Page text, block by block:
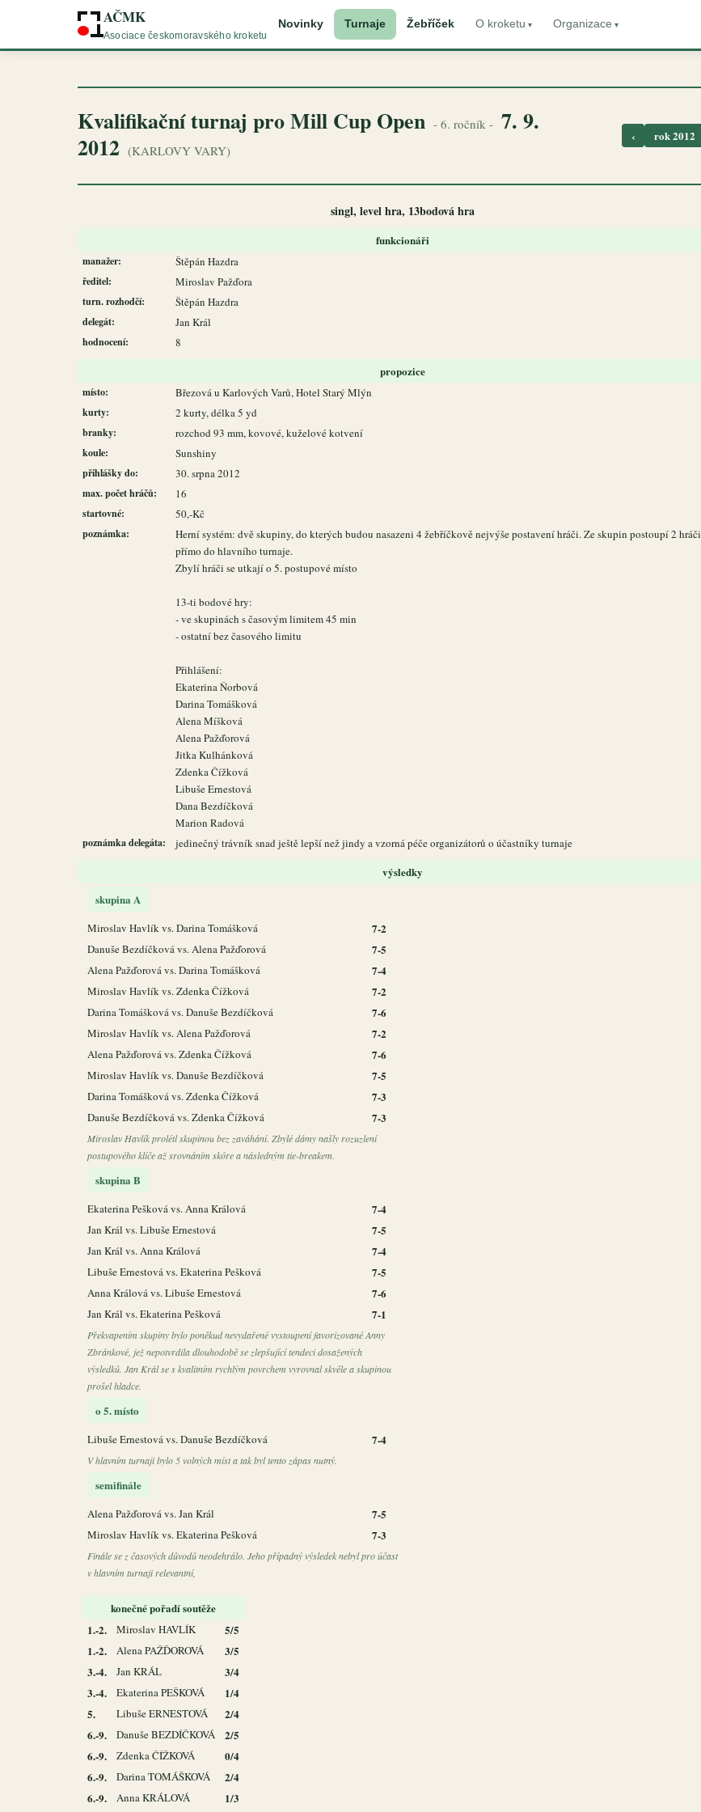
AČMK
Asociace českomoravského kroketu
Novinky Turnaje Žebříček O kroketu Organizace
Kvalifikační turnaj pro Mill Cup Open - 6. ročník - 7. 9.
2012 (KARLOVY VARY)
‹ rok 2012
singl, level hra, 13bodová hra
funkcionáři
manažer: Štěpán Hazdra
ředitel: Miroslav Pažďora
turn. rozhodčí: Štěpán Hazdra
delegát: Jan Král
hodnocení: 8
propozice
místo: Březová u Karlových Varů, Hotel Starý Mlýn
kurty: 2 kurty, délka 5 yd
branky: rozchod 93 mm, kovové, kuželové kotvení
koule: Sunshiny
přihlášky do: 30. srpna 2012
max. počet hráčů: 16
startovné: 50,-Kč
poznámka:
Herní systém: dvě skupiny, do kterých budou nasazeni 4 žebříčkově nejvýše postavení hráči. Ze skupin postoupí 2 hráči
přímo do hlavního turnaje.
Zbylí hráči se utkají o 5. postupové místo
13-ti bodové hry:
- ve skupinách s časovým limitem 45 min
- ostatní bez časového limitu
Přihlášení:
Ekaterina Ňorbová
Darina Tomášková
Alena Míšková
Alena Pažďorová
Jitka Kulhánková
Zdenka Čížková
Libuše Ernestová
Dana Bezdíčková
Marion Radová
poznámka delegáta: jedinečný trávník snad ještě lepší než jindy a vzorná péče organizátorů o účastníky turnaje
výsledky
skupina A
Miroslav Havlík vs. Darina Tomášková 7-2
Danuše Bezdíčková vs. Alena Pažďorová 7-5
Alena Pažďorová vs. Darina Tomášková 7-4
Miroslav Havlík vs. Zdenka Čížková 7-2
Darina Tomášková vs. Danuše Bezdíčková 7-6
Miroslav Havlík vs. Alena Pažďorová 7-2
Alena Pažďorová vs. Zdenka Čížková 7-6
Miroslav Havlík vs. Danuše Bezdíčková 7-5
Darina Tomášková vs. Zdenka Čížková 7-3
Danuše Bezdíčková vs. Zdenka Čížková 7-3
Miroslav Havlík prolétl skupinou bez zaváhání. Zbylé dámy našly rozuzlení
postupového klíče až srovnáním skóre a následným tie-breakem.
skupina B
Ekaterina Pešková vs. Anna Králová 7-4
Jan Král vs. Libuše Ernestová 7-5
Jan Král vs. Anna Králová 7-4
Libuše Ernestová vs. Ekaterina Pešková 7-5
Anna Králová vs. Libuše Ernestová 7-6
Jan Král vs. Ekaterina Pešková 7-1
Překvapením skupiny bylo poněkud nevydařené vystoupení favorizované Anny
Zbránkové, jež nepotvrdila dlouhodobě se zlepšující tendeci dosažených
výsledků. Jan Král se s kvalitním rychlým povrchem vyrovnal skvěle a skupinou
prošel hladce.
o 5. místo
Libuše Ernestová vs. Danuše Bezdíčková 7-4
V hlavním turnaji bylo 5 volných míst a tak byl tento zápas nutný.
semifinále
Alena Pažďorová vs. Jan Král 7-5
Miroslav Havlík vs. Ekaterina Pešková 7-3
Finále se z časových důvodů neodehrálo. Jeho případný výsledek nebyl pro účast
v hlavním turnaji relevantní,
konečné pořadí soutěže
1.-2.
Miroslav HAVLÍK
5/5
1.-2.
Alena PAŽĎOROVÁ
3/5
3.-4.
Jan KRÁL
3/4
3.-4.
Ekaterina PEŠKOVÁ
1/4
5.
Libuše ERNESTOVÁ
2/4
6.-9.
Danuše BEZDÍČKOVÁ
2/5
6.-9.
Zdenka ČÍŽKOVÁ
0/4
6.-9.
Darina TOMÁŠKOVÁ
2/4
6.-9.
Anna KRÁLOVÁ 1/3